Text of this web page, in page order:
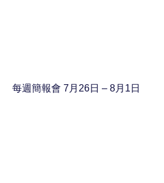
每週簡報會 7月26日 – 8月1日